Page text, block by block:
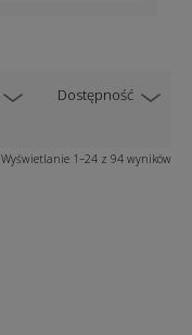
Dostępność
Wyświetlanie 1–24 z 94 wyników